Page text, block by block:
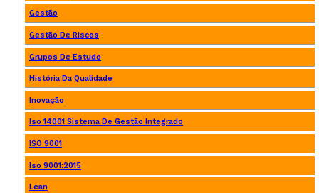
Gestão
Gestão De Riscos
Grupos De Estudo
História Da Qualidade
Inovação
Iso 14001 Sistema De Gestão Integrado
ISO 9001
Iso 9001:2015
Lean